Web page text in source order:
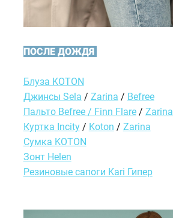
ПОСЛЕ ДОЖДЯ
Блуза KOTON
Джинсы Sela / Zarina / Befree
Пальто Befree / Finn Flare/ Zarina
Куртка Incity/ Koton / Zarina
Сумка KOTON
Зонт Helen
Резиновые сапоги Kari Гипер